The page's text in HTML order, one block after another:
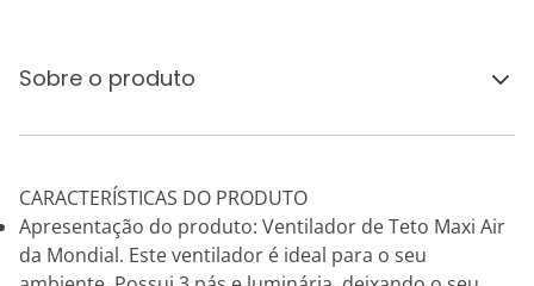
Sobre o produto
CARACTERÍSTICAS DO PRODUTO
Apresentação do produto: Ventilador de Teto Maxi Air
da Mondial. Este ventilador é ideal para o seu